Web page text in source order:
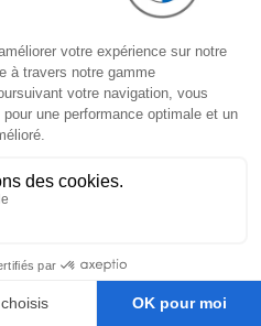
BMW
avec pompe
BMW